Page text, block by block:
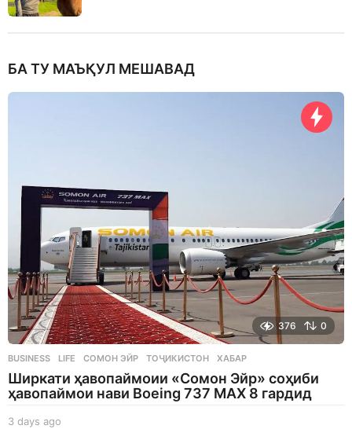
БА ТУ МАЪҚУЛ МЕШАВАД
376 0
BUSINESS ,LIFE СОМОН ЭЙР ,ТОҶИКИСТОН ,ХАБАР
Ширкати ҳавопаймоии «Сомон Эйр» соҳиби
ҳавопаймои нави Boeing 737 MAX 8 гардид
3 days ago